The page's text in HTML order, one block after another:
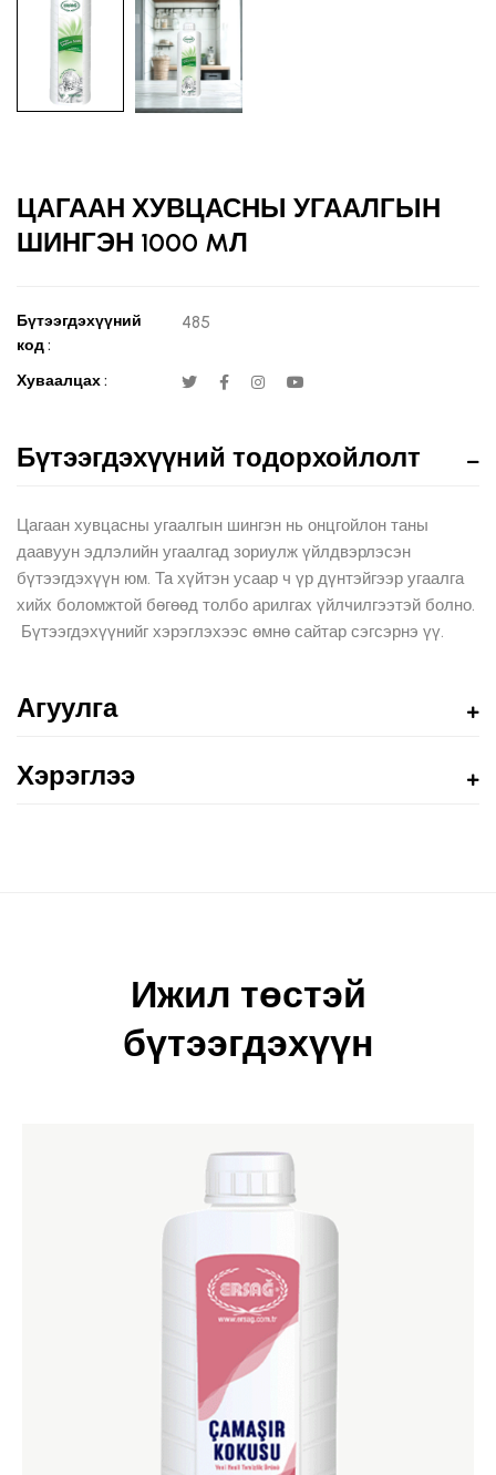
ЦАГААН ХУВЦАСНЫ УГААЛГЫН
ШИНГЭН 1000 MЛ
Бүтээгдэхүүний
код :
485
Хуваалцах :
Бүтээгдэхүүний тодорхойлолт
Цагаан хувцасны угаалгын шингэн нь онцгойлон таны
даавуун эдлэлийн угаалгад зориулж үйлдвэрлэсэн
бүтээгдэхүүн юм. Та хүйтэн усаар ч үр дүнтэйгээр угаалга
хийх боломжтой бөгөөд толбо арилгах үйлчилгээтэй болно.
Бүтээгдэхүүнийг хэрэглэхээс өмнө сайтар сэгсэрнэ үү.
Агуулга
Хэрэглээ
Ижил төстэй
бүтээгдэхүүн